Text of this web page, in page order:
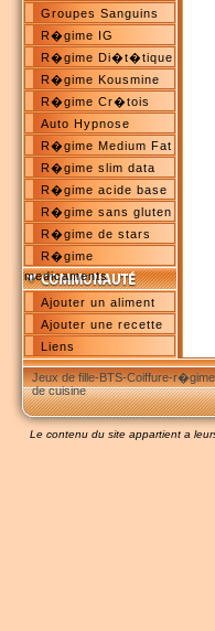
Groupes Sanguins
R�gime IG
R�gime Di�t�tique
R�gime Kousmine
R�gime Cr�tois
Auto Hypnose
R�gime Medium Fat
R�gime slim data
R�gime acide base
R�gime sans gluten
R�gime de stars
R�gime
medicaments
Ajouter un aliment
Ajouter une recette
Liens
Jeux de fille-BTS-Coiffure-
de cuisine
Le contenu du site appartient a